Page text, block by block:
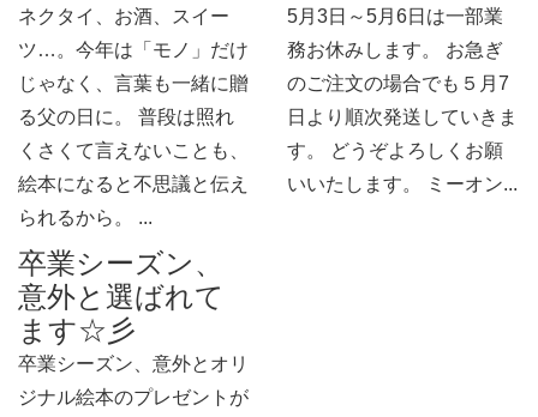
ネクタイ、お酒、スイー
ツ…。今年は「モノ」だけ
じゃなく、言葉も一緒に贈
る父の日に。 普段は照れ
くさくて言えないことも、
絵本になると不思議と伝え
られるから。 ...
5月3日～5月6日は一部業
務お休みします。 お急ぎ
のご注文の場合でも５月7
日より順次発送していきま
す。 どうぞよろしくお願
いいたします。 ミーオン...
卒業シーズン、
意外と選ばれて
ます☆彡
卒業シーズン、意外とオリ
ジナル絵本のプレゼントが